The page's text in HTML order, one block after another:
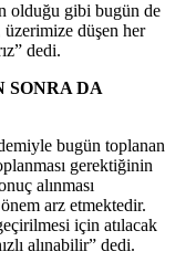
olduğu gibi bugün de
düşen her
dedi.
DA
bugün toplanan
gerektiğinin
alınması
arz etmektedir.
için atılacak
alınabilir” dedi.